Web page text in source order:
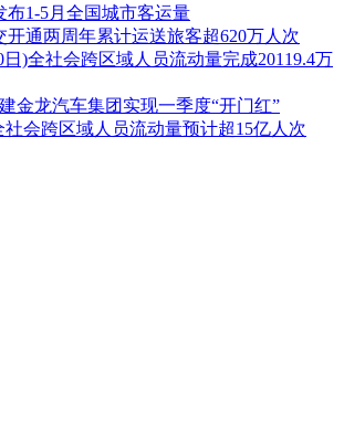
布1-5月全国城市客运量
开通两周年累计运送旅客超620万人次
日)全社会跨区域人员流动量完成20119.4万
金龙汽车集团实现一季度“开门红”
社会跨区域人员流动量预计超15亿人次